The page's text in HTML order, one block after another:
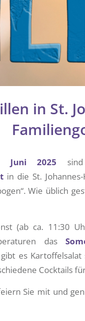
in St.
Juni 2025
in die St. Johannes-
Wie üblich
(ab ca. 11:30
das
es
Cocktails
Sie mit und